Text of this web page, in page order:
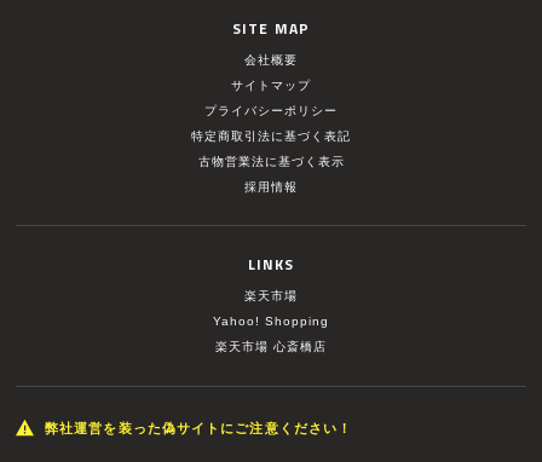
SITE MAP
会社概要
サイトマップ
プライバシーポリシー
特定商取引法に基づく表記
古物営業法に基づく表示
採用情報
LINKS
楽天市場
Yahoo! Shopping
楽天市場 心斎橋店
弊社運営を装った偽サイトにご注意ください！